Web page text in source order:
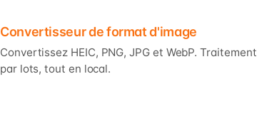
Convertisseur de format d'image
Convertissez HEIC, PNG, JPG et WebP. Traitement
par lots, tout en local.